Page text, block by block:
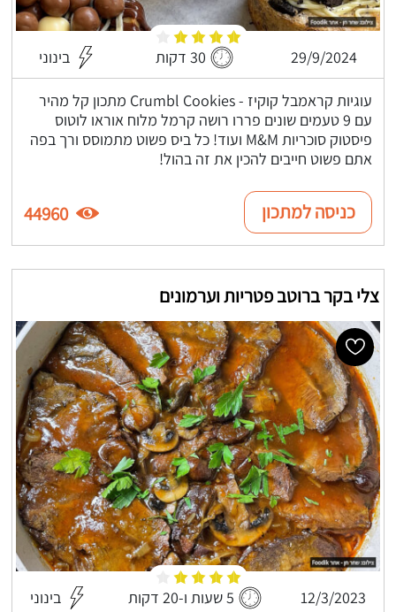
29/9/2024 30 דקות בינוני
עוגיות קראמבל קוקיז - Crumbl Cookies מתכון קל מהיר
עם 9 טעמים שונים פררו רושה קרמל מלוח אוראו לוטוס
פיסטוק סוכריות M&M ועוד! כל ביס פשוט מתמוסס ורך בפה
אתם פשוט חייבים להכין את זה בהול!
כניסה למתכון 44960
צלי בקר ברוטב פטריות וערמונים
12/3/2023 5 שעות ו-20 דקות בינוני